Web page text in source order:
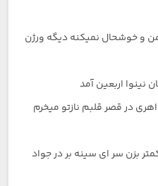
و خوشحال نمیکنه دیگه ورژن
نینوا اربعین آمد
در قصر قلبم نازتو میخرم
بزن سر ای سینه بر در جواد